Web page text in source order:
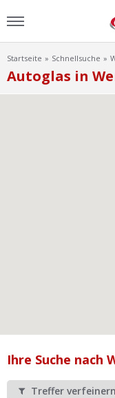
Home
Startseite Schnellsuche
Autoglas in
Ihre Suche nach
Treffer verfeinern